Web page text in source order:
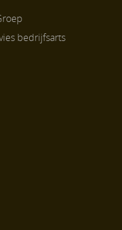
bedrijfsarts